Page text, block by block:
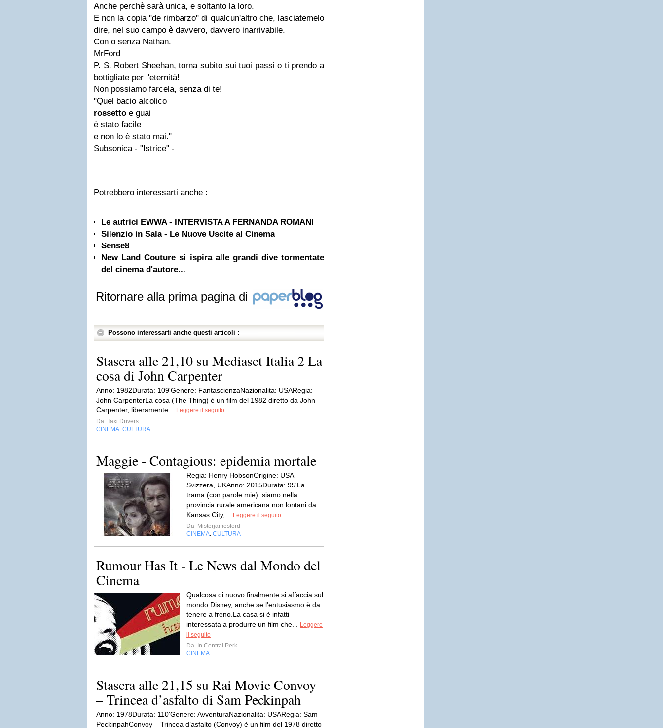
Anche perchè sarà unica, e soltanto la loro.
E non la copia "de rimbarzo" di qualcun'altro che, lasciatemelo
dire, nel suo campo è davvero, davvero inarrivabile.
Con o senza Nathan.
MrFord
P. S. Robert Sheehan, torna subito sui tuoi passi o ti prendo a
bottigliate per l'eternità!
Non possiamo farcela, senza di te!
"Quel bacio alcolico
rossetto e guai
è stato facile
e non lo è stato mai."
Subsonica - "Istrice" -
Potrebbero interessarti anche :
Le autrici EWWA - INTERVISTA A FERNANDA ROMANI
Silenzio in Sala - Le Nuove Uscite al Cinema
Sense8
New Land Couture si ispira alle grandi dive tormentate
del cinema d'autore...
Ritornare alla prima pagina di
Possono interessarti anche questi articoli :
Stasera alle 21,10 su Mediaset Italia 2 La
cosa di John Carpenter
Anno: 1982Durata: 109'Genere: FantascienzaNazionalita: USARegia:
John CarpenterLa cosa (The Thing) è un film del 1982 diretto da John
Carpenter, liberamente...
Leggere il seguito
Da Taxi Drivers
CINEMA CULTURA
Maggie - Contagious: epidemia mortale
Regia: Henry HobsonOrigine: USA,
Svizzera, UKAnno: 2015Durata: 95'La
trama (con parole mie): siamo nella
provincia rurale americana non lontani da
Kansas City,...
Leggere il seguito
Da Misterjamesford
CINEMA CULTURA
Rumour Has It - Le News dal Mondo del
Cinema
Qualcosa di nuovo finalmente si affaccia sul
mondo Disney, anche se l'entusiasmo è da
tenere a freno.La casa si è infatti
interessata a produrre un film che...
Leggere
il seguito
Da
In Central Perk
CINEMA
Stasera alle 21,15 su Rai Movie Convoy
– Trincea d’asfalto di Sam Peckinpah
Anno: 1978Durata: 110'Genere: AvventuraNazionalita: USARegia: Sam
PeckinpahConvoy – Trincea d’asfalto (Convoy) è un film del 1978 diretto